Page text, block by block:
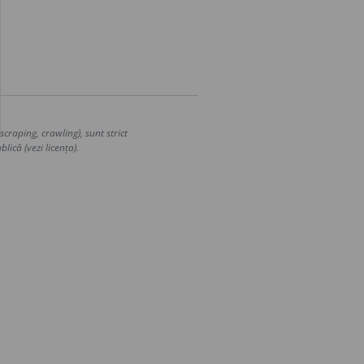
crawling), sunt strict
(vezi licența).